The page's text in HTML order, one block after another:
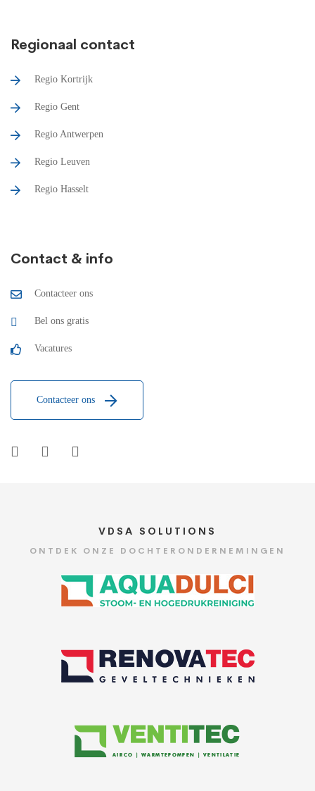
Regionaal contact
Regio Kortrijk
Regio Gent
Regio Antwerpen
Regio Leuven
Regio Hasselt
Contact & info
Contacteer ons
Bel ons gratis
Vacatures
Contacteer ons
VDSA SOLUTIONS
ONTDEK ONZE DOCHTERONDERNEMINGEN